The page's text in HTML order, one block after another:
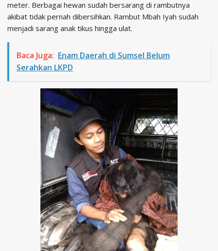
meter. Berbagai hewan sudah bersarang di rambutnya
akibat tidak pernah dibersihkan. Rambut Mbah Iyah sudah
menjadi sarang anak tikus hingga ulat.
Baca Juga: Enam Daerah di Sumsel Belum
Serahkan LKPD